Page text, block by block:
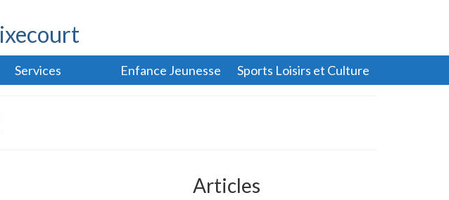
Services Enfance Jeunesse Sports Loisirs et Culture
Articles